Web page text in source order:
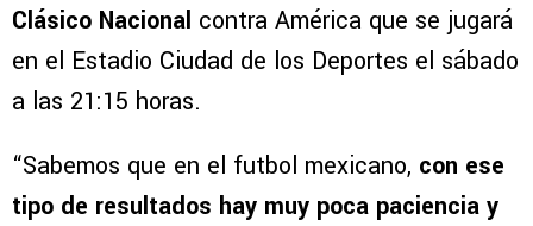
Clásico Nacional contra América que se jugará
en el Estadio Ciudad de los Deportes el sábado
a las 21:15 horas.
“Sabemos que en el futbol mexicano, con ese
tipo de resultados hay muy poca paciencia y